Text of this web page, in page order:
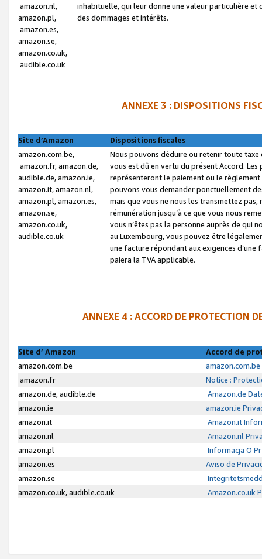
amazon.nl,
amazon.pl,
amazon.es,
amazon.se,
amazon.co.uk,
audible.co.uk
inhabituelle, qui leur donne une valeur particulière
des dommages et intérêts.
ANNEXE 3 : DISPOSITIONS
Site d’Amazon
Dispositions fiscales
amazon.com.be,
amazon.fr, amazon.de,
audible.de, amazon.ie,
amazon.it, amazon.nl,
amazon.pl, amazon.es,
amazon.se,
amazon.co.uk,
audible.co.uk
Nous pouvons déduire ou retenir toute
vous est dû en vertu du présent Accord.
représenteront le paiement ou le
pouvons vous demander ponctuellement
mais que vous ne nous les transmettez
rémunération jusqu’à ce que vous nous
vous n’êtes pas la personne auprès de qui
au Luxembourg, vous pouvez être
une facture répondant aux exigences
paiera la TVA applicable.
ANNEXE 4 : ACCORD DE PROTECTION
Site d’ Amazon
Accord de
amazon.com.be
amazon.fr
Notice :
amazon.de, audible.de
Amazon.de
amazon.ie
amazon.ie
amazon.it
Amazon.it
amazon.nl
Amazon.nl
amazon.pl
Informacja O
amazon.es
Aviso de
amazon.se
amazon.co.uk, audible.co.uk
Amazon.co.uk